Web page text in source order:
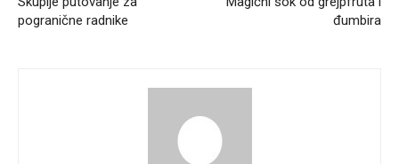
pogranične radnike
đumbira